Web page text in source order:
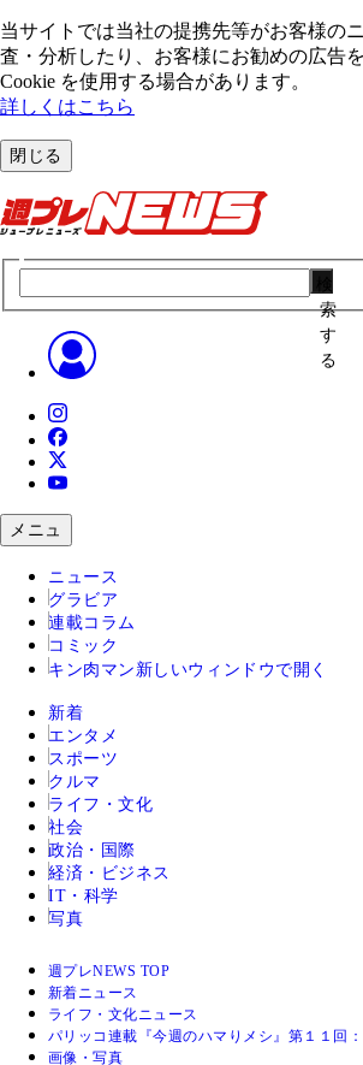
当サイトでは当社の提携先等がお客様の
査・分析したり、お客様にお勧めの広告
Cookie を使⽤する場合があります。
詳しくはこちら
閉じる
索
す
る
メニュ
ニュース
グラビア
連載コラム
コミック
キン肉マン 新しいウィンドウで開く
新着
エンタメ
スポーツ
クルマ
ライフ・文化
社会
政治・国際
経済・ビジネス
IT・科学
写真
週プレNEWS TOP
新着ニュース
ライフ・文化ニュース
パリッコ連載『今週のハマりメシ』第１１回
画像・写真